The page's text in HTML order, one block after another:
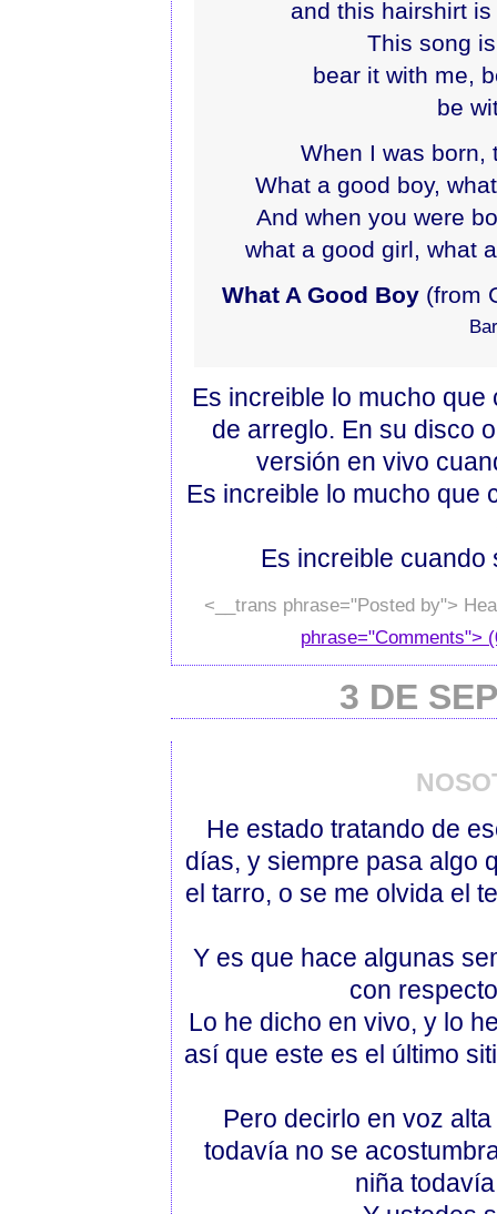
and this hairshirt
This song
bear it with me,
be
When I was born,
What a good boy,
And when you were
what a good girl, what
What A Good Boy(from
Es increible lo mucho
de arreglo. En su disco
versión en vivo
Es increible lo mucho que
Es increible cuando
<__trans phrase="Posted by">
phrase="Comments">
3 DE
He estado tratando de
días, y siempre pasa algo
el tarro, o se me olvida el
Y es que hace algunas
con
Lo he dicho en vivo, y lo
así que este es el último
Pero decirlo en voz
todavía no se
niña